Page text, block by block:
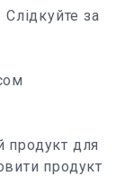
Слідкуйте за
продукт для
продукт